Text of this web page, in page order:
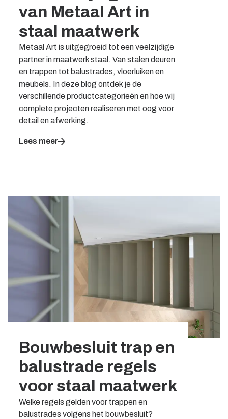
van Metaal Art in
staal maatwerk
Metaal Art is uitgegroeid tot een veelzijdige
partner in maatwerk staal. Van stalen deuren
en trappen tot balustrades, vloerluiken en
meubels. In deze blog ontdek je de
verschillende productcategorieën en hoe wij
complete projecten realiseren met oog voor
detail en afwerking.
Lees meer
Bouwbesluit trap en
balustrade regels
voor staal maatwerk
Welke regels gelden voor trappen en
balustrades volgens het bouwbesluit?